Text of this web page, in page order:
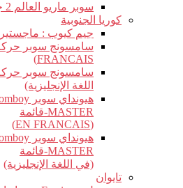
سوبر ماريو العالم 2 جزيرة يوشي
كوريا الجنوبية
جيم كيوب : ماجستير
FRANCAIS)
سامسونج سوبر
اللغة الإنجليزية)
هيونداي سوبر Comboy
MASTER-قائمة
(EN FRANCAIS)
هيونداي سوبر Comboy
MASTER-قائمة
(في اللغة الإنجليزية)
تايوان